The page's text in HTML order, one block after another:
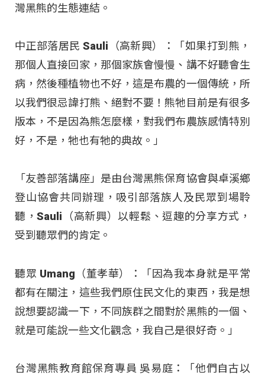
灣黑熊的生態連結。
中正部落居民 Sauli（高新興）：「如果打到熊，
那個人直接回家，那個家族會慢慢、講不好聽會生
病，然後種植物也不好，這是布農的一個傳統，所
以我們很忌諱打熊、絕對不要！熊牠目前是有很多
版本，不是因為熊怎麼樣，對我們布農族感情特別
好，不是，牠也有牠的典故。」
「友善部落講座」是由台灣黑熊保育協會與卓溪鄉
登山協會共同辦理，吸引部落族人及民眾到場聆
聽，Sauli（高新興）以輕鬆、逗趣的分享方式，
受到聽眾們的肯定。
聽眾 Umang（董孝華）：「因為我本身就是平常
都有在關注，這些我們原住民文化的東西，我是想
說想要認識一下，不同族群之間對於黑熊的一個、
就是可能說一些文化觀念，我自己是很好奇。」
台灣黑熊教育館保育專員 吳易庭：「他們自古以